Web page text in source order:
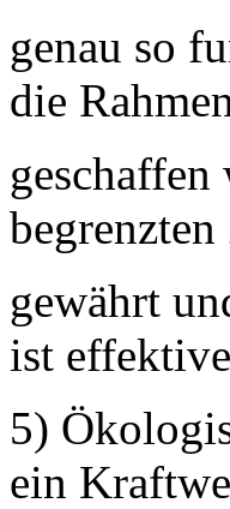
genau so
die
gewährt
ist
5)
ein